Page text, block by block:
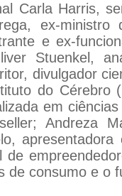
Carla Harris,
ex-
e ex-
Stuenkel,
divulgador
do Cérebro
em
Andreza
de consumo e o